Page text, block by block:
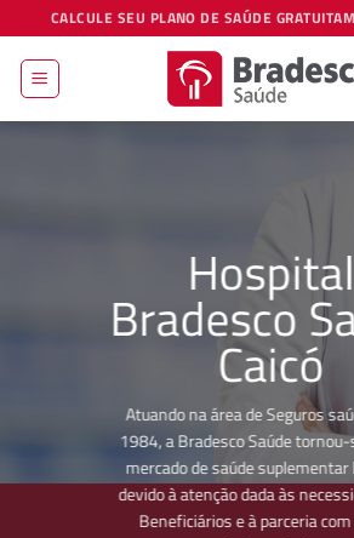
to
content
CALCULE SEU PLANO DE SAÚDE
Hospital
Bradesco
Caicó
Atuando na área de Seguros
1984, a Bradesco Saúde
mercado de saúde
devido à atenção dada às
Beneficiários e à parceria